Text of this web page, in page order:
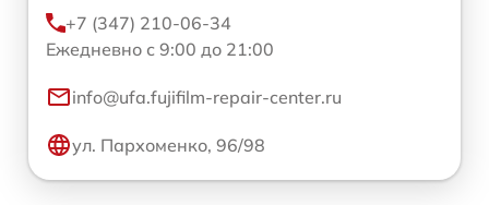
+7 (347) 210-06-34
Ежедневно с 9:00 до 21:00
info@ufa.fujifilm-repair-center.ru
ул. Пархоменко, 96/98